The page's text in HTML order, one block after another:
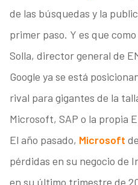
de las búsquedas y la
primer paso. Y es que
Solla, director general de
Google ya se está
rival para gigantes de la
Microsoft, SAP o la propia
El año pasado, Microsoft
pérdidas en su negocio de
en su último trimestre de